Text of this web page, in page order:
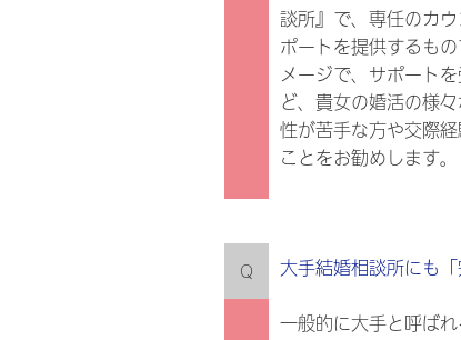
談所』で、専任のカ
ポートを提供するも
メージで、サポート
ど、貴女の婚活の様
性が苦手な方や交際
ことをお勧めします。
Q 大手結婚相談所にも
一般的に大手と呼ば